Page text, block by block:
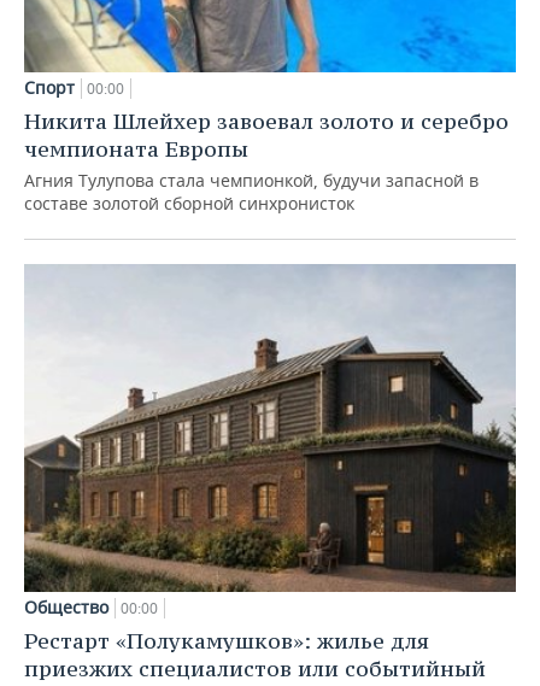
Спорт 00:00
Никита Шлейхер завоевал золото и серебро
чемпионата Европы
Агния Тулупова стала чемпионкой, будучи запасной в
составе золотой сборной синхронисток
Общество 00:00
Рестарт «Полукамушков»: жилье для
приезжих специалистов или событийный